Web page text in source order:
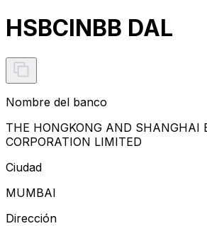
HSBCINBB DAL
Nombre del banco
THE HONGKONG AND SHANGHAI
CORPORATION LIMITED
Ciudad
MUMBAI
Dirección